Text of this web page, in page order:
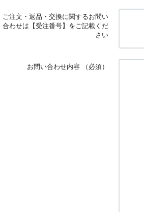
ご注文・返品・交換に関するお問い
合わせは【受注番号】をご記載くだ
さい
お問い合わせ内容 （必須）